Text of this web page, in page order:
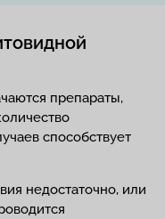
препараты,
способствует
недостаточно, или